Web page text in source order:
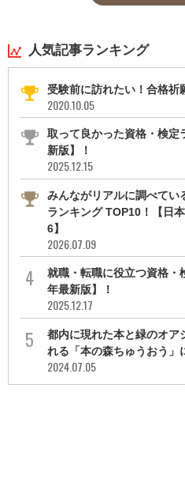
人気記事ランキング
受験前に訪れたい！合格祈
2020.10.05
取って良かった資格・検
新版】！
2025.12.15
みんながリアルに調べてい
ランキング TOP10！【日
6】
2026.07.09
就職・転職に役立つ資格
年最新版】！
2025.12.17
都内に現れた本と緑のオア
れる「本の森ちゅうおう」
2024.07.05